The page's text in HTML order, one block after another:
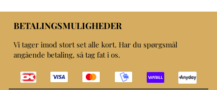
BETALINGSMULIGHEDER
Vi tager imod stort set alle kort. Har du spørgsmål
angående betaling, så tag fat i os.